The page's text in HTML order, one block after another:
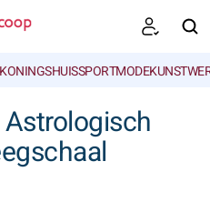
KONINGSHUISSPORTMODE